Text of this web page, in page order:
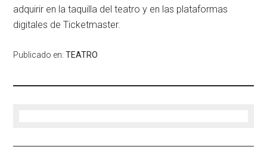
adquirir en la taquilla del teatro y en las plataformas
digitales de Ticketmaster.
Publicado en:TEATRO